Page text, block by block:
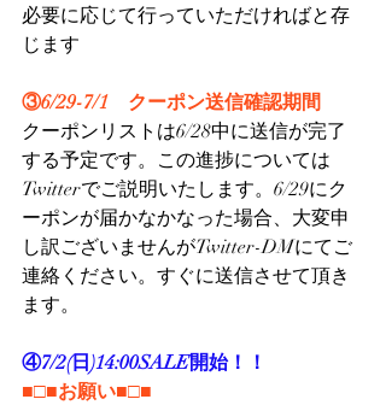
必要に応じて行っていただければと存
じます
③6/29-7/1　クーポン送信確認期間
クーポンリストは6/28中に送信が完了
する予定です。この進捗については
Twitterでご説明いたします。6/29にク
ーポンが届かなかなった場合、大変申
し訳ございませんがTwitter-DMにてご
連絡ください。すぐに送信させて頂き
ます。
④7/2(日)14:00SALE開始！！
■□■お願い■□■